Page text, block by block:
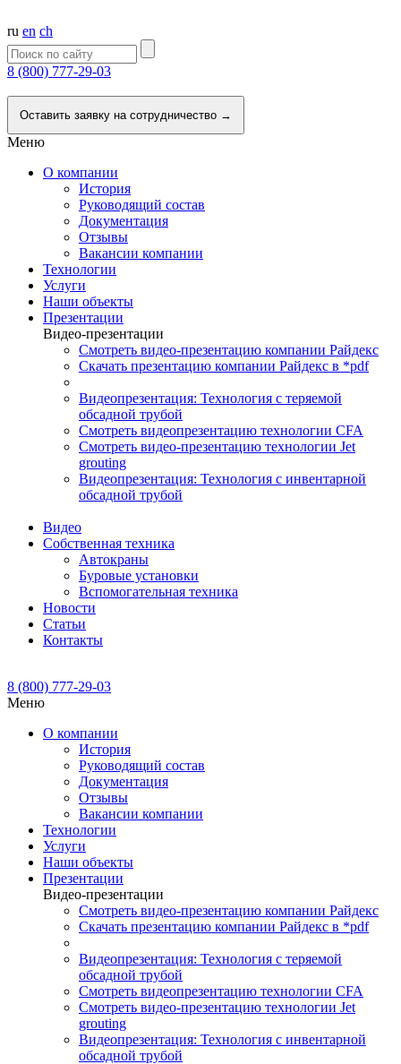
ru en ch
8 (800) 777-29-03
Оставить заявку на сотрудничество →
Меню
О компании
История
Руководящий состав
Документация
Отзывы
Вакансии компании
Технологии
Услуги
Наши объекты
Презентации
Видео-презентации
Смотреть видео-презентацию компании Райдекс
Скачать презентацию компании Райдекс в *pdf
Видеопрезентация: Технология с теряемой
обсадной трубой
Смотреть видеопрезентацию технологии CFA
Смотреть видео-презентацию технологии Jet
grouting
Видеопрезентация: Технология с инвентарной
обсадной трубой
Видео
Собственная техника
Автокраны
Буровые установки
Вспомогательная техника
Новости
Статьи
Контакты
8 (800) 777-29-03
Меню
О компании
История
Руководящий состав
Документация
Отзывы
Вакансии компании
Технологии
Услуги
Наши объекты
Презентации
Видео-презентации
Смотреть видео-презентацию компании Райдекс
Скачать презентацию компании Райдекс в *pdf
Видеопрезентация: Технология с теряемой
обсадной трубой
Смотреть видеопрезентацию технологии CFA
Смотреть видео-презентацию технологии Jet
grouting
Видеопрезентация: Технология с инвентарной
обсадной трубой